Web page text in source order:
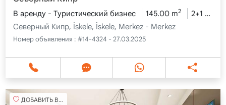
В аренду - Туристический бизнес 145.00 m2 2+1
Северный Кипр, İskele, İskele, Merkez - Merkez
Номер объявления : #14-4324 - 27.03.2025
ДОБАВИТЬ В ИЗБРАННОЕ